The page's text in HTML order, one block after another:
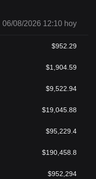
06/08/2026 12:10 hoy
$952.29
$1,904.59
$9,522.94
$19,045.88
$95,229.4
$190,458.8
$952,294